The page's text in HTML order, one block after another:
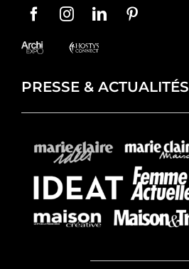
PRESSE & ACTUALITÉS